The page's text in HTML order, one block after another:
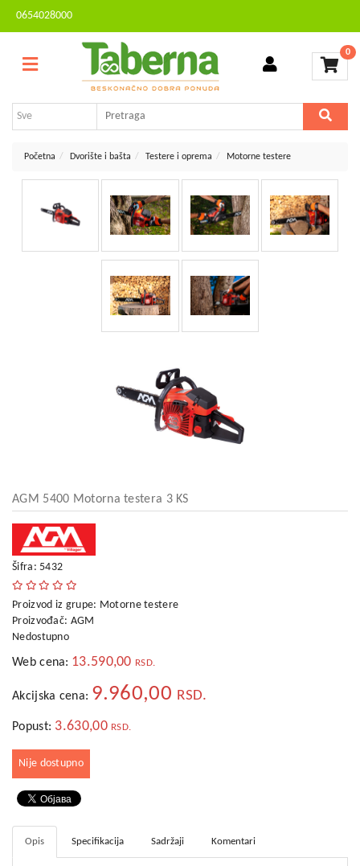
0654028000
0
Sve
bašta
foto
rekreacija
Auto
oprema
Odeća,
Aksesoari
Putna
galanterija
Oprema
bebe
Kontakt
Brendovi
AKCIJA
Početna Dvorište i bašta Testere i oprema Motorne testere
AGM 5400 Motorna testera 3 KS
Šifra: 5432
Proizvod iz grupe: Motorne testere
Proizvođač: AGM
Nedostupno
Web cena: 13.590,00 RSD.
Akcijska cena: 9.960,00 RSD.
Popust: 3.630,00 RSD.
Nije dostupno
Opis Specifikacija Sadržaji Komentari